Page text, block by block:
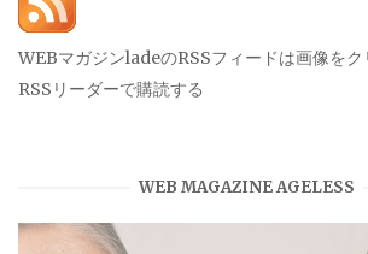
WEBマガジンladeのRSSフィードは画像をク
RSSリーダーで購読する
WEB MAGAZINE AGELESS